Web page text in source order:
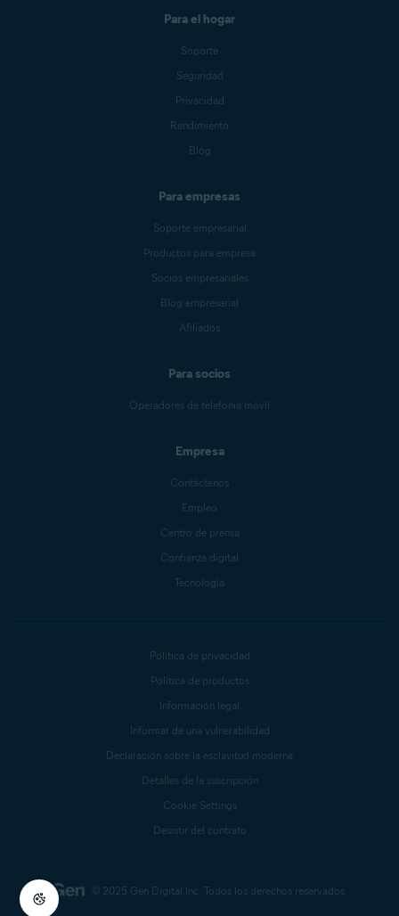
Para el hogar
Soporte
Seguridad
Privacidad
Rendimiento
Blog
Para empresas
Soporte empresarial
Productos para empresa
Socios empresariales
Blog empresarial
Afiliados
Para socios
Operadores de telefonía móvil
Empresa
Contáctenos
Empleo
Centro de prensa
Confianza digital
Tecnología
© 2025 Gen Digital Inc. Todos los derechos reservados.
Política de privacidad
Política de productos
Información legal
Informar de una vulnerabilidad
Declaración sobre la esclavitud moderna
Detalles de la suscripción
Cookie Settings
Desistir del contrato